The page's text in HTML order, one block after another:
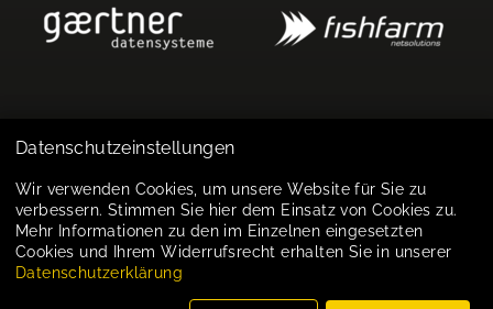
Impressum
Datenschutz
Cookie-Einstellungen
Datenschutzeinstellungen
Wir verwenden Cookies, um unsere Website für Sie zu
verbessern. Stimmen Sie hier dem Einsatz von Cookies zu.
Mehr Informationen zu den im Einzelnen eingesetzten
Cookies und Ihrem Widerrufsrecht erhalten Sie in unserer
Datenschutzerklärung